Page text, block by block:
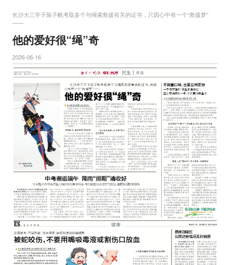
长沙大三学子陈子帆考取多个与绳索救援有关的证书，只因心中有一个“救援梦”
——
他的爱好很“绳”奇
2026-06-16